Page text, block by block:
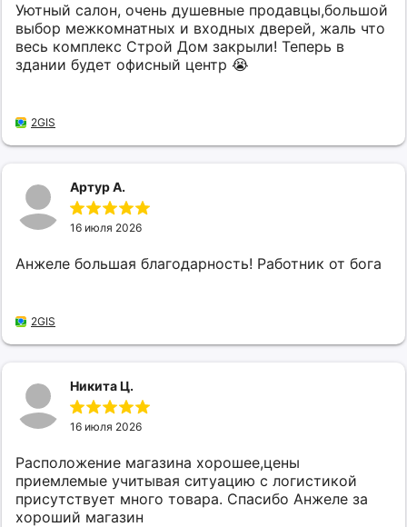
Уютный салон, очень душевные продавцы,большой
выбор межкомнатных и входных дверей, жаль что
весь комплекс Строй Дом закрыли! Теперь в
здании будет офисный центр 😭
2GIS
Артур А.
16 июля 2026
Анжеле большая благодарность! Работник от бога
2GIS
Никита Ц.
16 июля 2026
Расположение магазина хорошее,цены
приемлемые учитывая ситуацию с логистикой
присутствует много товара. Спасибо Анжеле за
хороший магазин